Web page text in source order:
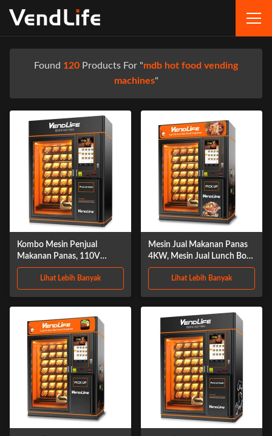
Found 120 Products For "mdb hot food vending
machines"
Kombo Mesin Penjual
Makanan Panas, 110V
Mesin Penjual Makanan Siap
Saji MDB Sistem
Lihat Lebih Banyak
Mesin Jual Makanan Panas
4KW, Mesin Jual Lunch Box
MDB
Lihat Lebih Banyak